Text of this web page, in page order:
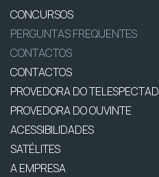
CONCURSOS
PERGUNTAS FREQUENTES
CONTACTOS
CONTACTOS
PROVEDORA DO
PROVEDORA DO OUVINTE
ACESSIBILIDADES
SATÉLITES
A EMPRESA